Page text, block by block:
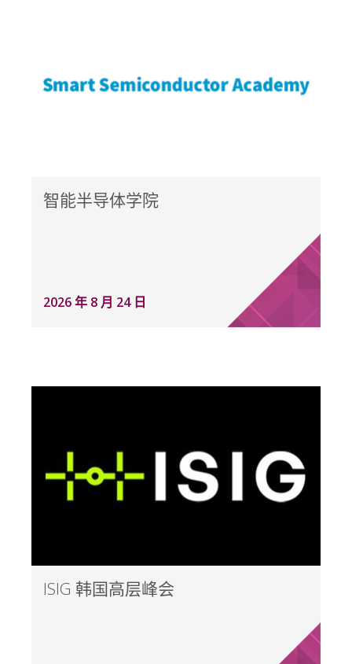
智能半导体学院
2026 年 8 月 24 日
ISIG 韩国高层峰会